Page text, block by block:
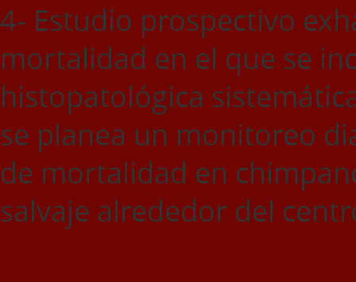
4- Estudio prospectivo
mortalidad en el que se
histopatológica
se planea un monitoreo
de mortalidad en
salvaje alrededor del